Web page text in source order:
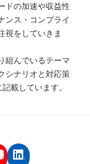
ドの加速や収益性
ンス・コンプライ
視をしていきま
組んでいるテーマ
シナリオと対応策
記載しています。